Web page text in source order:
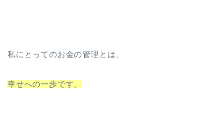
私にとってのお金の管理とは、
幸せへの一歩です。